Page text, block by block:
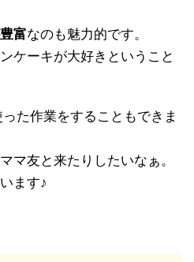
富なのも魅力的です。
ケーキが大好きということ
た作業をすることもできま
マ友と来たりしたいなぁ。
ます♪